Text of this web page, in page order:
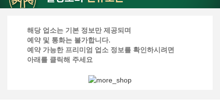
해당 업소는 기본 정보만 제공되며
예약 및 통화는 불가합니다.
예약 가능한 프리미엄 업소 정보를 확인하시려면
아래를 클릭해 주세요